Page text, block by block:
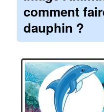
comment
dauphin ?